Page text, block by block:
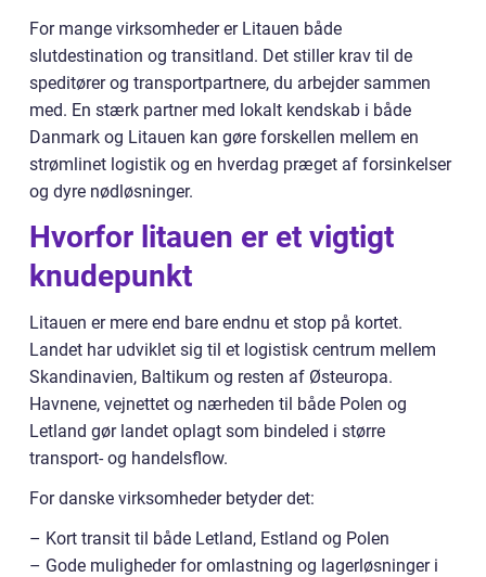
For mange virksomheder er Litauen både
slutdestination og transitland. Det stiller krav til de
speditører og transportpartnere, du arbejder sammen
med. En stærk partner med lokalt kendskab i både
Danmark og Litauen kan gøre forskellen mellem en
strømlinet logistik og en hverdag præget af forsinkelser
og dyre nødløsninger.
Hvorfor litauen er et vigtigt
knudepunkt
Litauen er mere end bare endnu et stop på kortet.
Landet har udviklet sig til et logistisk centrum mellem
Skandinavien, Baltikum og resten af Østeuropa.
Havnene, vejnettet og nærheden til både Polen og
Letland gør landet oplagt som bindeled i større
transport- og handelsflow.
For danske virksomheder betyder det:
– Kort transit til både Letland, Estland og Polen
– Gode muligheder for omlastning og lagerløsninger i